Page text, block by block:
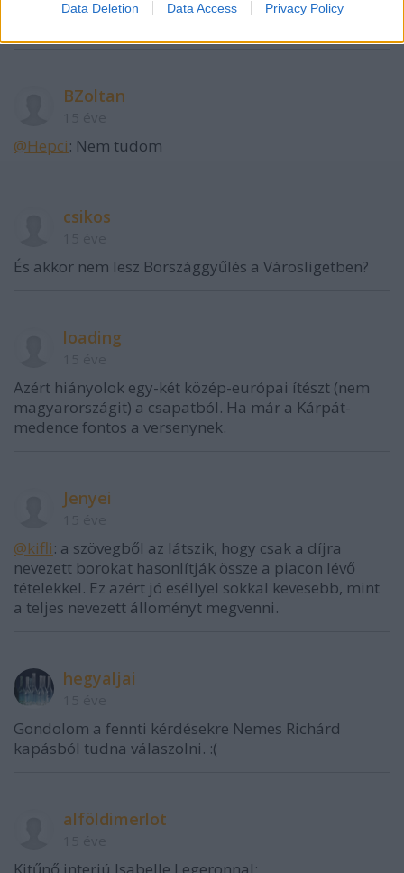
Data Deletion Data Access Privacy Policy
BZoltan
@Hepci: Nem tudom
csikos
És akkor nem lesz Bországgyűlés a Városligetben?
loading
Azért hiányolok egy-két közép-európai ítészt (nem
magyarországit) a csapatból. Ha már a Kárpát-
medence fontos a versenynek.
Jenyei
@kifli: a szövegből az látszik, hogy csak a díjra
nevezett borokat hasonlítják össze a piacon lévő
tételekkel. Ez azért jó eséllyel sokkal kevesebb, mint
a teljes nevezett álloményt megvenni.
hegyaljai
Gondolom a fennti kérdésekre Nemes Richárd
kapásból tudna válaszolni. :(
alföldimerlot